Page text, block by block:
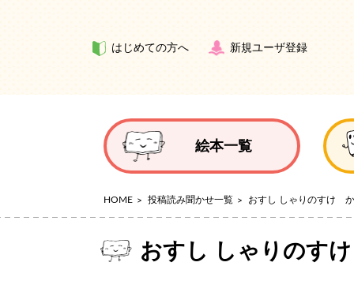
はじめての方へ 新規ユーザ登録
絵本一覧
HOME 投稿読み聞かせ一覧 おすし しゃりのすけ
おすし しゃりのす